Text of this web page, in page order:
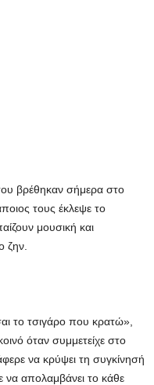
βρέθηκαν σήμερα στο
τους έκλεψε το
μουσική και
ζην.
το τσιγάρο που κρατώ»,
όταν συμμετείχε στο
να κρύψει τη συγκίνησή
να απολαμβάνει το κάθε